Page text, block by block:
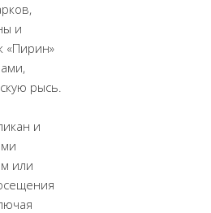
и
«Пирин»
рысь.
и
или